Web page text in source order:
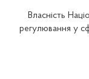
Власність
регулювання у